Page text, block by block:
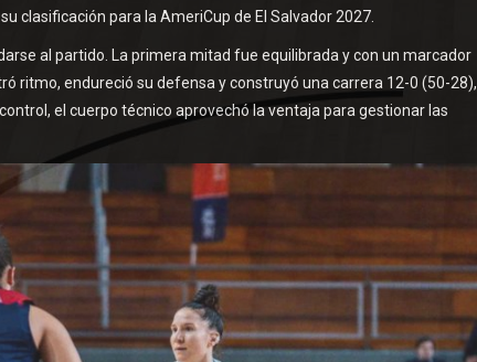
clasificación para la AmeriCup de El Salvador 2027.
al partido. La primera mitad fue equilibrada y con un marcador
ritmo, endureció su defensa y construyó una carrera 12-0 (50-28),
el cuerpo técnico aprovechó la ventaja para gestionar las